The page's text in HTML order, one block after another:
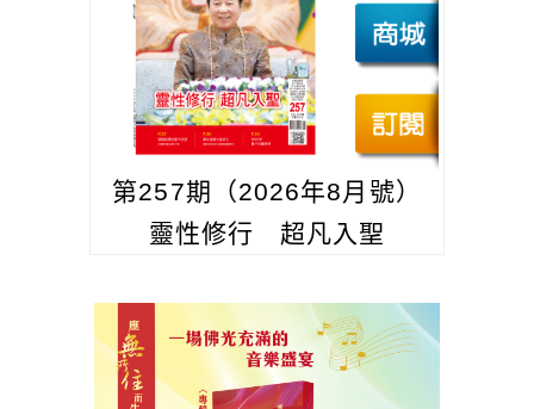
第257期（2026年8月號）
靈性修行 超凡入聖